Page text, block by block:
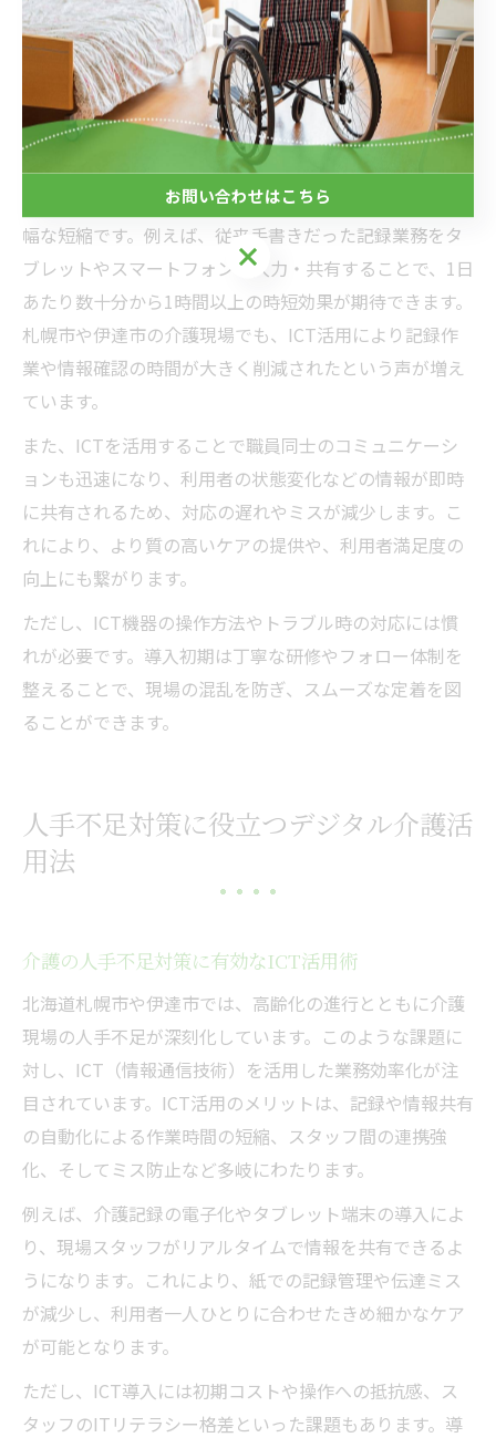
も考慮が必要です。導入後は定期的なメンテナンスや職
員研修を実施し、万全の運用体制を整えることが大切で
ICT導入がもたらす介護現場の時短効果
ICT導入による最大のメリットの一つが、業務時間の大
幅な短縮です。例えば、従来手書きだった記録業務をタ
ブレットやスマートフォンで入力・共有することで、1日
あたり数十分から1時間以上の時短効果が期待できます。
札幌市や伊達市の介護現場でも、ICT活用により記録作
業や情報確認の時間が大きく削減されたという声が増え
ています。
また、ICTを活用することで職員同士のコミュニケーシ
ョンも迅速になり、利用者の状態変化などの情報が即時
に共有されるため、対応の遅れやミスが減少します。こ
れにより、より質の高いケアの提供や、利用者満足度の
向上にも繋がります。
ただし、ICT機器の操作方法やトラブル時の対応には慣
れが必要です。導入初期は丁寧な研修やフォロー体制を
整えることで、現場の混乱を防ぎ、スムーズな定着を図
ることができます。
人手不足対策に役立つデジタル介護活
用法
介護の人手不足対策に有効なICT活用術
北海道札幌市や伊達市では、高齢化の進行とともに介護
現場の人手不足が深刻化しています。このような課題に
対し、ICT（情報通信技術）を活用した業務効率化が注
目されています。ICT活用のメリットは、記録や情報共有
の自動化による作業時間の短縮、スタッフ間の連携強
化、そしてミス防止など多岐にわたります。
例えば、介護記録の電子化やタブレット端末の導入によ
り、現場スタッフがリアルタイムで情報を共有できるよ
うになります。これにより、紙での記録管理や伝達ミス
が減少し、利用者一人ひとりに合わせたきめ細かなケア
が可能となります。
ただし、ICT導入には初期コストや操作への抵抗感、ス
タッフのITリテラシー格差といった課題もあります。導
お問い合わせはこちら
お問い合わせはこちら